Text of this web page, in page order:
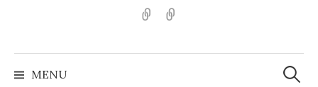
English
MENU